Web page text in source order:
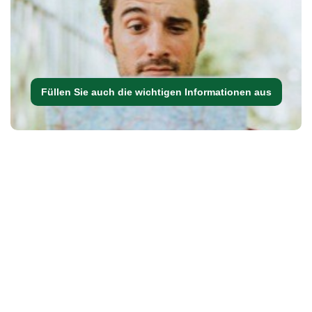
Füllen Sie auch die wichtigen Informationen aus